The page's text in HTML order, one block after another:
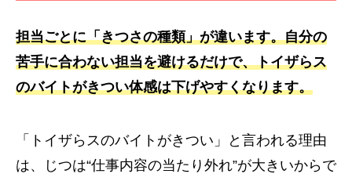
担当ごとに「きつさの種類」が違います。自分の
苦手に合わない担当を避けるだけで、トイザらス
のバイトがきつい体感は下げやすくなります。
「トイザらスのバイトがきつい」と言われる理由
は、じつは“仕事内容の当たり外れ”が大きいからで